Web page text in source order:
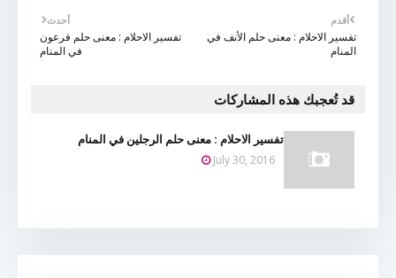
أحدث
تفسير الاحلام : معنى حلم فرعون
في المنام
أقدم
تفسير الاحلام : معنى حلم الأنف في
المنام
قد تُعجبك هذه المشاركات
تفسير الاحلام : معنى حلم الرجلين في المنام
July 30, 2016